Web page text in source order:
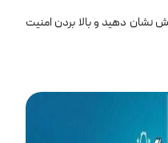
نشان دهید و بالا بردن امنیت